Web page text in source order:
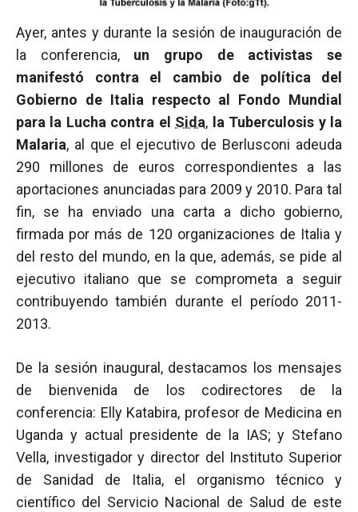
Ayer, antes y durante la sesión de inauguración de
la conferencia, un grupo de activistas se
manifestó contra el cambio de política del
Gobierno de Italia respecto al Fondo Mundial
para la Lucha contra el Sida, la Tuberculosis y la
Malaria, al que el ejecutivo de Berlusconi adeuda
290 millones de euros correspondientes a las
aportaciones anunciadas para 2009 y 2010. Para tal
fin, se ha enviado una carta a dicho gobierno,
firmada por más de 120 organizaciones de Italia y
del resto del mundo, en la que, además, se pide al
ejecutivo italiano que se comprometa a seguir
contribuyendo también durante el período 2011-
2013.
De la sesión inaugural, destacamos los mensajes
de bienvenida de los codirectores de la
conferencia: Elly Katabira, profesor de Medicina en
Uganda y actual presidente de la IAS; y Stefano
Vella, investigador y director del Instituto Superior
de Sanidad de Italia, el organismo técnico y
científico del Servicio Nacional de Salud de este